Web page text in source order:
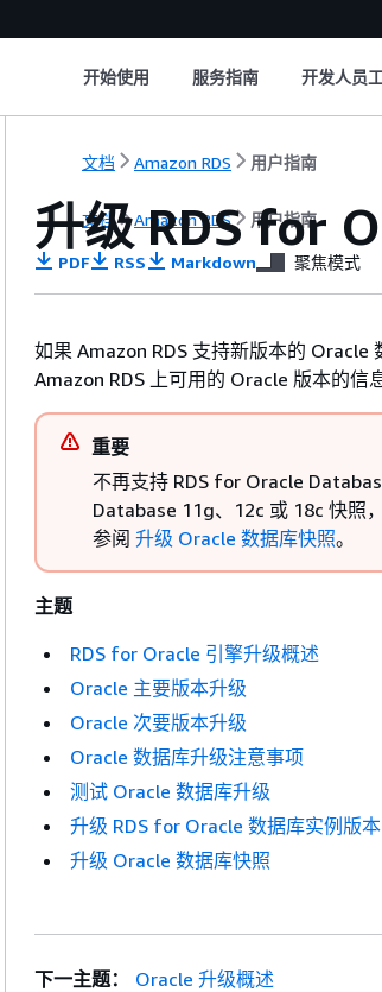
开始使用 服务指南 开发人员
文档 Amazon RDS 用户指南
文档 Amazon RDS 用户指南
升级 RDS for
PDF RSS Markdown 聚焦模式
如果 Amazon RDS 支持新版本的
Amazon RDS 上可用的 Oracle 版本的信
重要
不再支持 RDS for Oracle
Database 11g、12c 或 18c 快照
参阅 升级 Oracle 数据库快照。
主题
RDS for Oracle 引擎升级概述
Oracle 主要版本升级
Oracle 次要版本升级
Oracle 数据库升级注意事项
测试 Oracle 数据库升级
升级 RDS for Oracle 数据库实例版本
升级 Oracle 数据库快照
下一主题：
Oracle 升级概述